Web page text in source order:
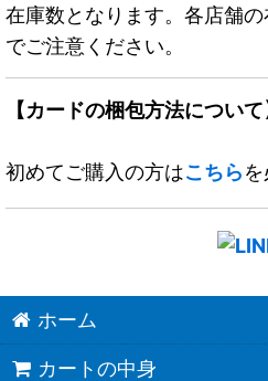
在庫数となります。各店舗
でご注意ください。
【カードの梱包方法について
初めてご購入の方はこちら
ホーム
カートの中身